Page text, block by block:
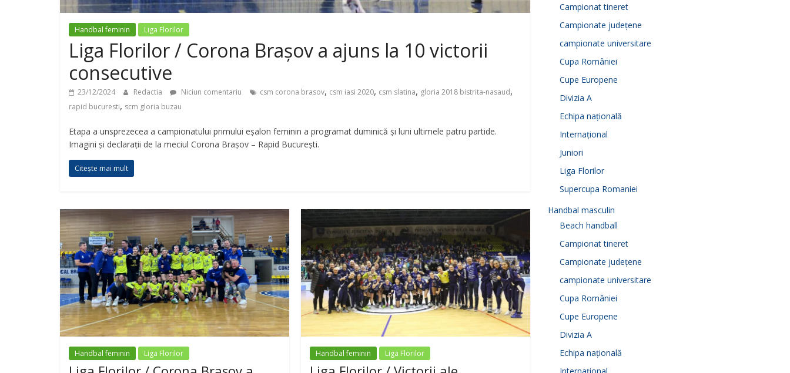
Handbal feminin Liga Florilor
Liga Florilor / Corona Brașov a ajuns la 10 victorii
consecutive
23/12/2024 Redactia Niciun comentariu csm corona brasov, csm iasi 2020, csm slatina, gloria 2018 bistrita-nasaud,
rapid bucuresti, scm gloria buzau
Etapa a unsprezecea a campionatului primului eșalon feminin a programat duminică și luni ultimele patru partide.
Imagini și declarații de la meciul Corona Brașov – Rapid București.
Citește mai mult
Handbal feminin Liga Florilor Handbal feminin Liga Florilor
Campionat tineret
Campionate județene
campionate universitare
Cupa României
Cupe Europene
Divizia A
Echipa națională
Internațional
Juniori
Liga Florilor
Supercupa Romaniei
Handbal masculin
Beach handball
Campionat tineret
Campionate județene
campionate universitare
Cupa României
Cupe Europene
Divizia A
Echipa națională